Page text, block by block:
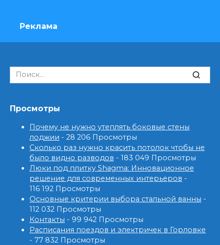
Реклама
Search
for:
Просмотры
Почему не нужно утеплять боковые стены
лоджии - 28 206 Просмотры
Сколько раз нужно красить потолок чтобы не
было видно разводов - 183 049 Просмотры
Люки под плитку Shagma: Инновационное
решение для современных интерьеров -
116 192 Просмотры
Основные критерии выбора стальной ванны -
112 032 Просмотры
Контакты - 99 942 Просмотры
Расписания поездов и электричек в Горловке
- 77 832 Просмотры